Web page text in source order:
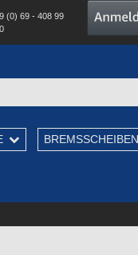
(0) 69 - 408 99
BREMSSCHEIBEN